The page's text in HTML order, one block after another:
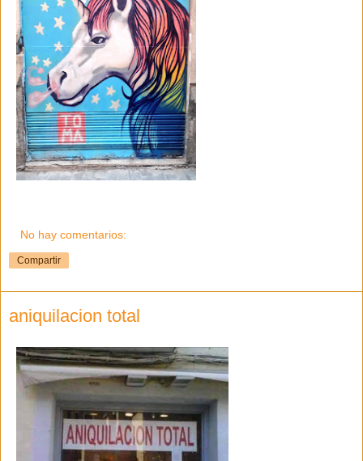
No hay comentarios:
Compartir
aniquilacion total